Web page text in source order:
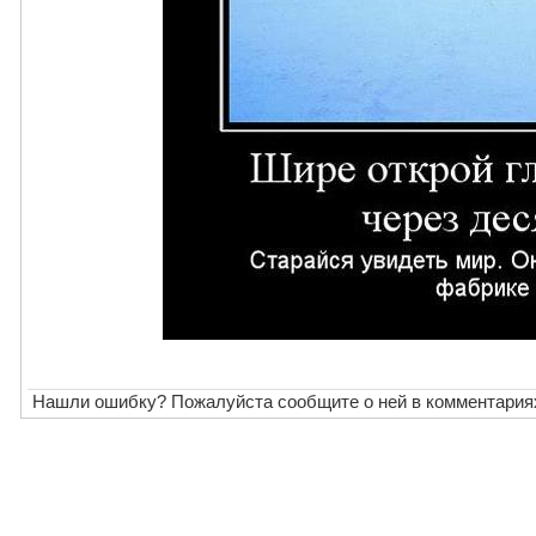
Нашли ошибку? Пожалуйста сообщите о ней в